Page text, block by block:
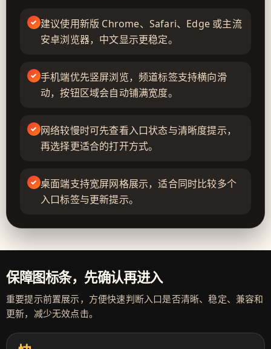
建议使用新版 Chrome、Safari、Edge 或主流
安卓浏览器，中文显示更稳定。
手机端优先竖屏浏览，频道标签支持横向滑
动，按钮区域会自动铺满宽度。
网络较慢时可先查看入口状态与清晰度提示，
再选择更适合的打开方式。
桌面端支持宽屏网格展示，适合同时比较多个
入口标签与更新提示。
保障图标条，先确认再进入
重要提示前置展示，方便快速判断入口是否清晰、稳定、兼容和
更新，减少无效点击。